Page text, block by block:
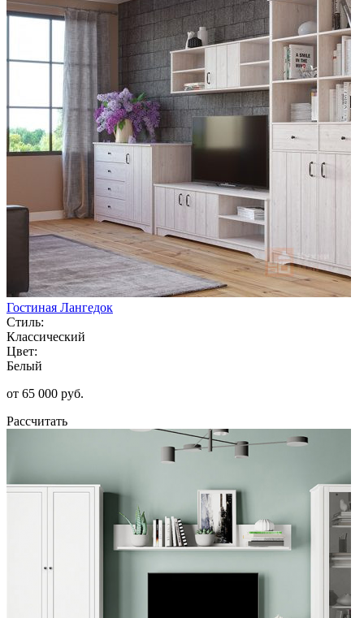
Гостиная Лангедок
Стиль:
Классический
Цвет:
Белый
от 65 000 руб.
Рассчитать